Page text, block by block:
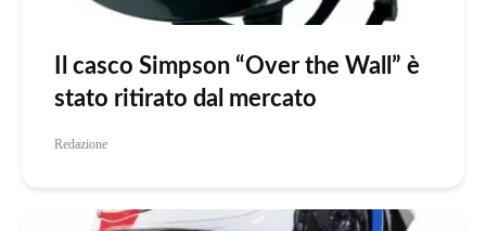
Il casco Simpson “Over the Wall” è
stato ritirato dal mercato
Redazione